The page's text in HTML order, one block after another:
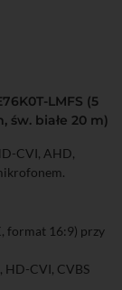
LMFS (5
św. białe 20 m)
CVI, AHD,
format 16:9) przy
HD-CVI, CVBS